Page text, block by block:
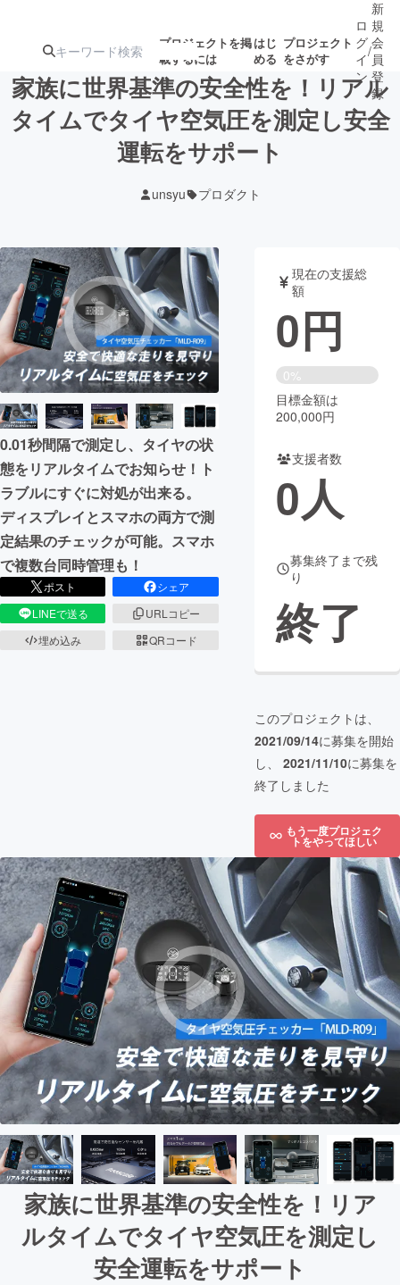
プロジェクトを掲
載するには
はじ
める
プロジェクト
をさがす
注目のリ 注目の新着プロ
ジェクト
募集終了が近いプ
テクノロジー・ガジェット
映像・映画 書籍・雑誌
ビジネス・起業 チャレンジ
まちづくり・地域活性化
CAMPFIRE for Social Good
CAMPFIRE Creation
CAMPFIREふるさと納税machi-ya コミュニティ
ロ
グ
イ
ン
/
新
規
会
員
登
録
家族に世界基準の安全性を！リアル
タイムでタイヤ空気圧を測定し安全
運転をサポート
unsyu プロダクト
0.01秒間隔で測定し、タイヤの状
態をリアルタイムでお知らせ！ト
ラブルにすぐに対処が出来る。
ディスプレイとスマホの両方で測
定結果のチェックが可能。スマホ
で複数台同時管理も！
ポスト
シェア
LINEで送る
URLコピー
埋め込み
QRコード
現在の支援総
額
0円
0%
目標金額は
200,000円
支援者数
0人
募集終了まで残
り
終了
このプロジェクトは、
2021/09/14に募集を開始
し、 2021/11/10に募集を
終了しました
もう一度プロジェク
トをやってほしい
家族に世界基準の安全性を！リア
ルタイムでタイヤ空気圧を測定し
安全運転をサポート